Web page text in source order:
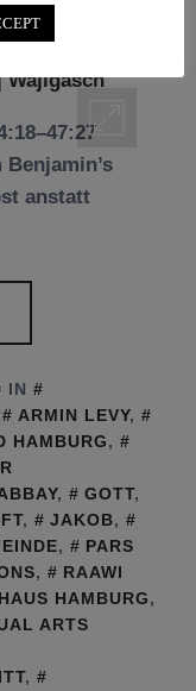
LEVY
anstatt
IN
ARMIN LEVY,
HAMBURG,
, GOTT,
, JAKOB,
,
PARS
,
RAAWI
HAMBURG,
ARTS
,